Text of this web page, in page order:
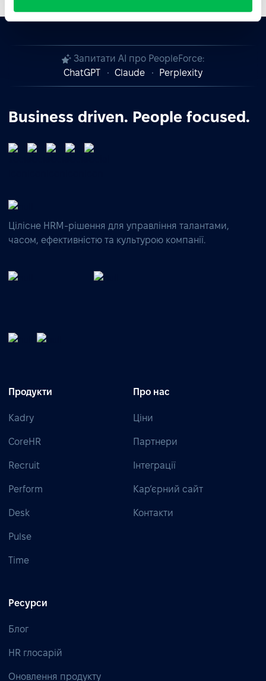
Запитати AI про PeopleForce:
ChatGPT
Claude Perplexity
Business driven. People focused.
Цілісне HRM-рішення для управління талантами,
часом, ефективністю та культурою компанії.
Продукти
Kadry
CoreHR
Recruit
Perform
Desk
Pulse
Time
Про нас
Ціни
Партнери
Інтеграції
Кар’єрний сайт
Контакти
Ресурси
Блог
HR глосарій
Оновлення продукту